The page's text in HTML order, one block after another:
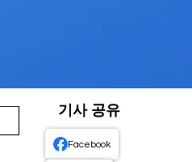
Facebook
기사 공유